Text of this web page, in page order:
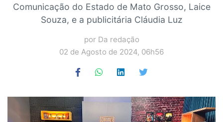
Comunicação do Estado de Mato Grosso, Laice
Souza, e a publicitária Cláudia Luz
por Da redação
02 de Agosto de 2024, 06h56